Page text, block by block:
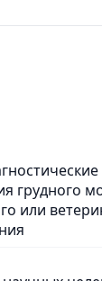
грудного
или